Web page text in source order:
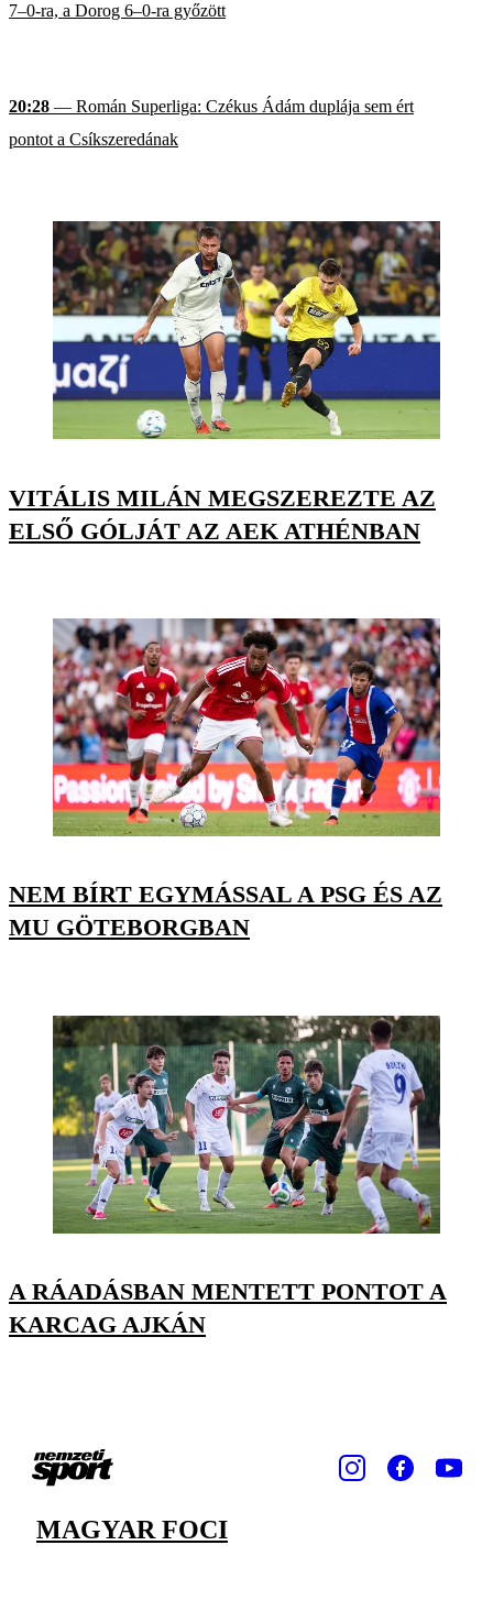
7–0-ra, a Dorog 6–0-ra győzött
20:28 — Román Superliga: Czékus Ádám duplája sem ért
pontot a Csíkszeredának
VITÁLIS MILÁN MEGSZEREZTE AZ
ELSŐ GÓLJÁT AZ AEK ATHÉNBAN
NEM BÍRT EGYMÁSSAL A PSG ÉS AZ
MU GÖTEBORGBAN
A RÁADÁSBAN MENTETT PONTOT A
KARCAG AJKÁN
MAGYAR FOCI